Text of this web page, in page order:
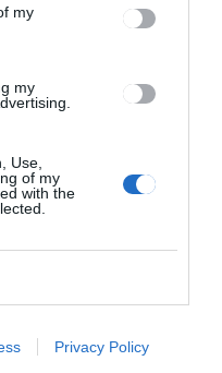
my
my
Use,
of my
with the
Privacy Policy